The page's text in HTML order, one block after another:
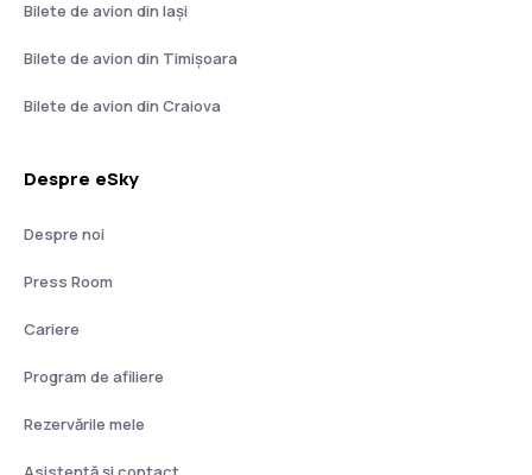
Bilete de avion din Iași
Bilete de avion din Timișoara
Bilete de avion din Craiova
Despre eSky
Despre noi
Press Room
Cariere
Program de afiliere
Rezervările mele